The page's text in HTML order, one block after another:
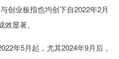
创业板指也均创下自2022年2月
显著。
年5月起，尤其2024年9月后，